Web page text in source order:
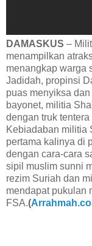
DAMASKUS –
menampilkan
menangkap warga
Jadidah, propinsi
puas menyiksa
bayonet, militia
dengan truk tentera
Kebiadaban militia
pertama kalinya di
dengan cara-cara
sipil muslim sunni
rezim Suriah dan
mendapat pukulan
FSA.(